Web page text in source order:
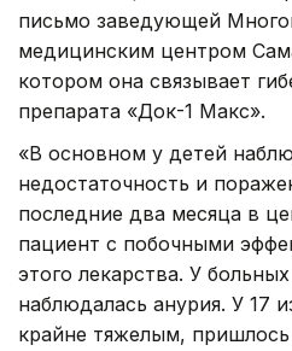
письмо заведующей
медицинским центром
котором она связывает
препарата «Док-1 Макс».
«В основном у детей
недостаточность и
последние два месяца в
пациент с побочными
этого лекарства. У
наблюдалась анурия. У 17
крайне тяжелым,